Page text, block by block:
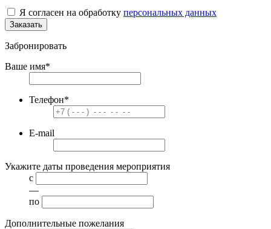
Я согласен на обработку персональных данных
Заказать
Забронировать
Ваше имя*
Телефон*
E-mail
Укажите даты проведения мероприятия
с
—
по
Дополнительные пожелания